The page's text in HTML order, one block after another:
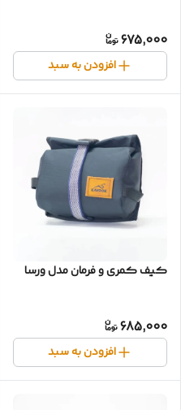
675,000
افزودن به سبد
کیف کمری و فرمان مدل ورسا
685,000
افزودن به سبد